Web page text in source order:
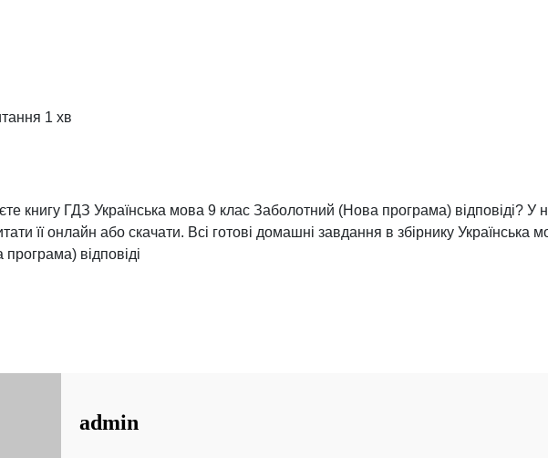
1 хв
книгу ГДЗ Українська мова 9 клас Заболотний (Нова програма) відповіді? У
її онлайн або скачати. Всі готові домашні завдання в збірнику Українська
відповіді
admin